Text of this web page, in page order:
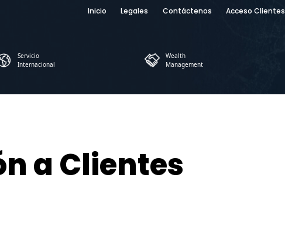
Inicio Legales Contáctenos Acceso Clientes
Servicio
Internacional
Wealth
Management
a Clientes